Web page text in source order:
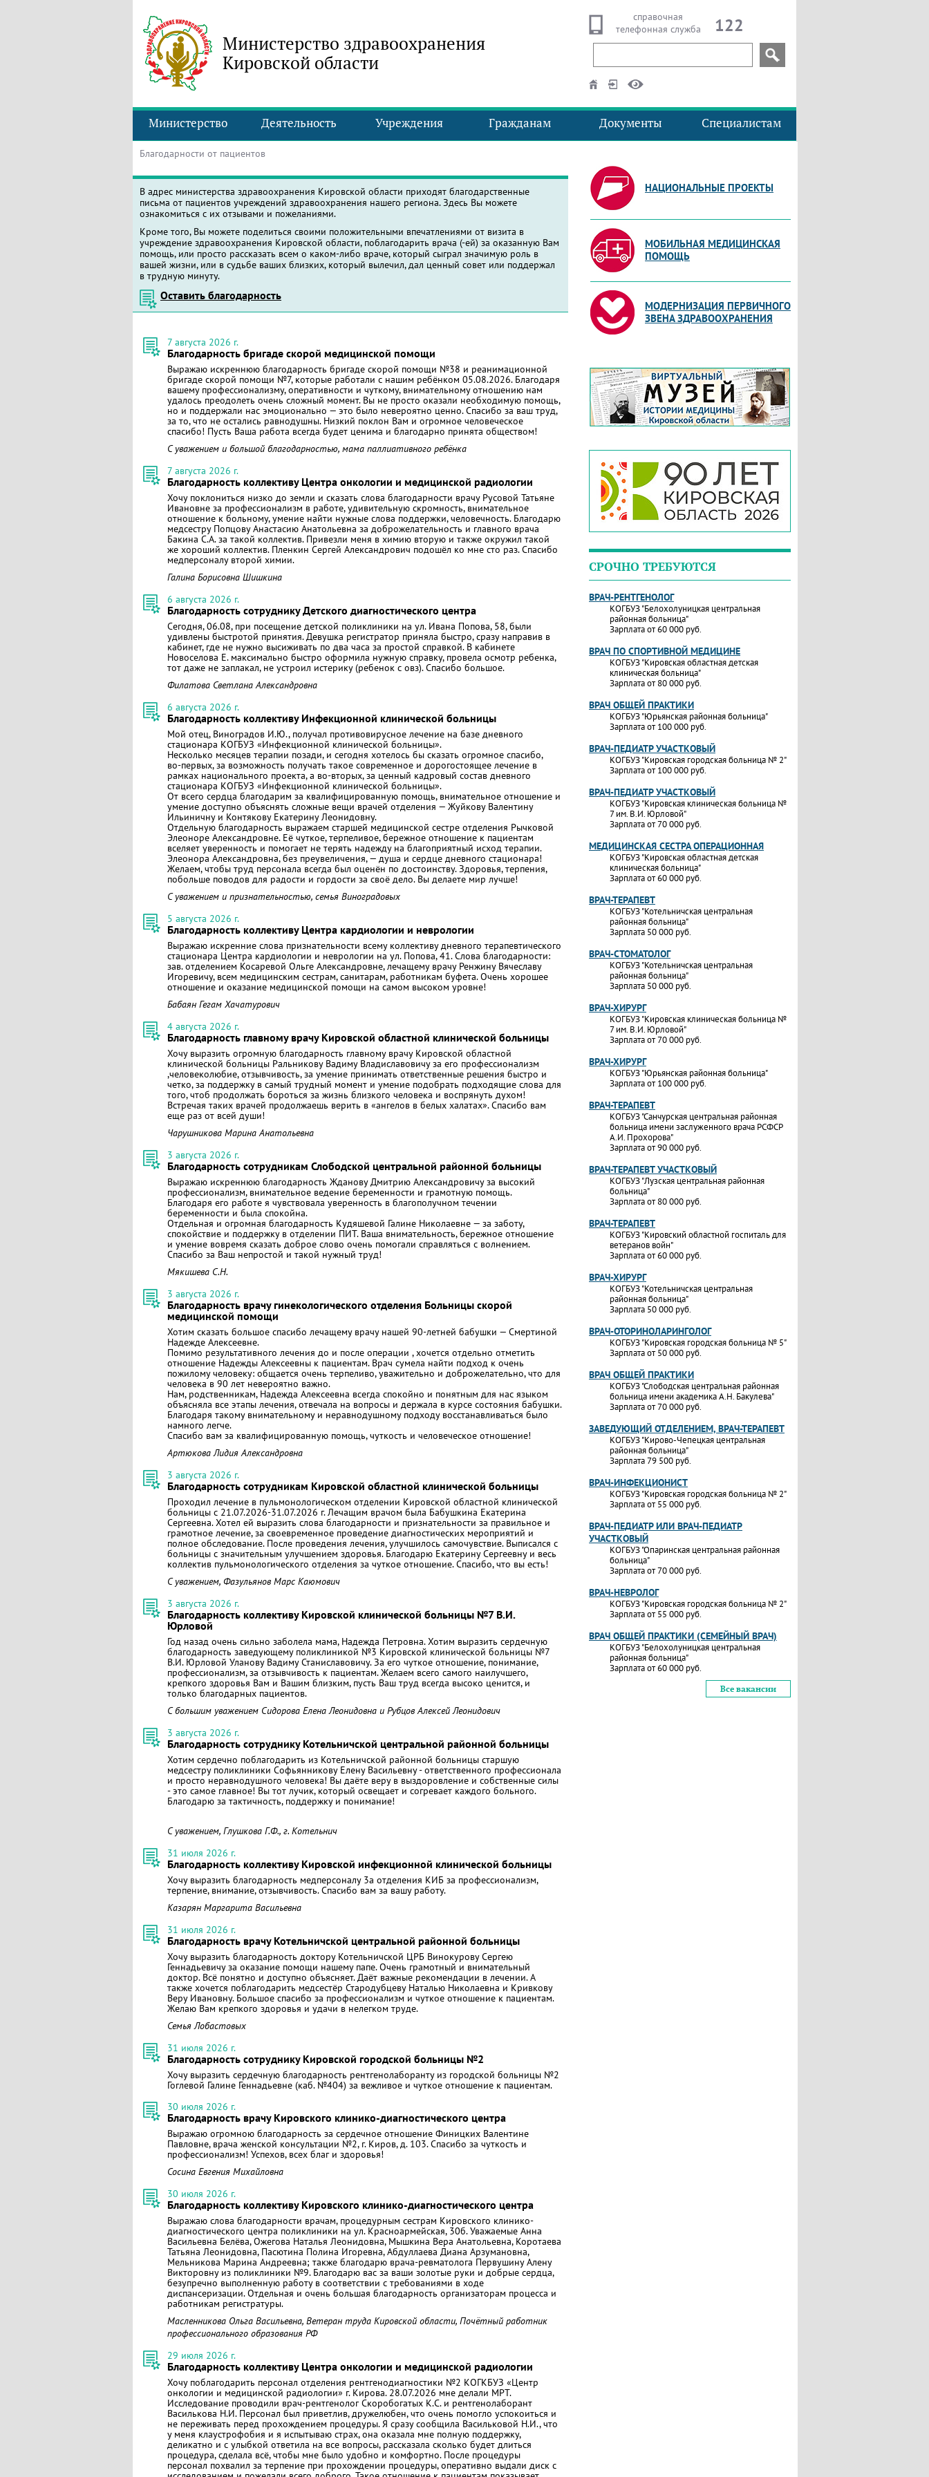
Министерство здравоохранения
Кировской области
справочная
телефонная служба
122
Министерство Деятельность Учреждения Гражданам Документы Специалистам
Благодарности от пациентов
В адрес министерства здравоохранения Кировской области приходят благодарственные
письма от пациентов учреждений здравоохранения нашего региона. Здесь Вы можете
ознакомиться с их отзывами и пожеланиями.
Кроме того, Вы можете поделиться своими положительными впечатлениями от визита в
учреждение здравоохранения Кировской области, поблагодарить врача (-ей) за оказанную Вам
помощь, или просто рассказать всем о каком-либо враче, который сыграл значимую роль в
вашей жизни, или в судьбе ваших близких, который вылечил, дал ценный совет или поддержал
в трудную минуту.
Оставить благодарность
7 августа 2026 г.
Благодарность бригаде скорой медицинской помощи
Выражаю искреннюю благодарность бригаде скорой помощи №38 и реанимационной
бригаде скорой помощи №7, которые работали с нашим ребёнком 05.08.2026. Благодаря
вашему профессионализму, оперативности и чуткому, внимательному отношению нам
удалось преодолеть очень сложный момент. Вы не просто оказали необходимую помощь,
но и поддержали нас эмоционально — это было невероятно ценно. Спасибо за ваш труд,
за то, что не остались равнодушны. Низкий поклон Вам и огромное человеческое
спасибо! Пусть Ваша работа всегда будет ценима и благодарно принята обществом!
С уважением и большой благодарностью, мама паллиативного ребёнка
7 августа 2026 г.
Благодарность коллективу Центра онкологии и медицинской радиологии
Хочу поклониться низко до земли и сказать слова благодарности врачу Русовой Татьяне
Ивановне за профессионализм в работе, удивительную скромность, внимательное
отношение к больному, умение найти нужные слова поддержки, человечность. Благодарю
медсестру Попцову Анастасию Анатольевна за доброжелательность и главного врача
Бакина С.А. за такой коллектив. Привезли меня в химию вторую и также окружил такой
же хороший коллектив. Пленкин Сергей Александрович подошёл ко мне сто раз. Спасибо
медперсоналу второй химии.
Галина Борисовна Шишкина
6 августа 2026 г.
Благодарность сотруднику Детского диагностического центра
Сегодня, 06.08, при посещение детской поликлиники на ул. Ивана Попова, 58, были
удивлены быстротой принятия. Девушка регистратор приняла быстро, сразу направив в
кабинет, где не нужно высиживать по два часа за простой справкой. В кабинете
Новоселова Е. максимально быстро оформила нужную справку, провела осмотр ребенка,
тот даже не заплакал, не устроил истерику (ребенок с овз). Спасибо большое.
Филатова Светлана Александровна
6 августа 2026 г.
Благодарность коллективу Инфекционной клинической больницы
Мой отец, Виноградов И.Ю., получал противовирусное лечение на базе дневного
стационара КОГБУЗ «Инфекционной клинической больницы».
Несколько месяцев терапии позади, и сегодня хотелось бы сказать огромное спасибо,
во‑первых, за возможность получать такое современное и дорогостоящее лечение в
рамках национального проекта, а во‑вторых, за ценный кадровый состав дневного
стационара КОГБУЗ «Инфекционной клинической больницы».
От всего сердца благодарим за квалифицированную помощь, внимательное отношение и
умение доступно объяснять сложные вещи врачей отделения — Жуйкову Валентину
Ильиничну и Контякову Екатерину Леонидовну.
Отдельную благодарность выражаем старшей медицинской сестре отделения Рычковой
Элеоноре Александровне. Её чуткое, терпеливое, бережное отношение к пациентам
вселяет уверенность и помогает не терять надежду на благоприятный исход терапии.
Элеонора Александровна, без преувеличения, — душа и сердце дневного стационара!
Желаем, чтобы труд персонала всегда был оценён по достоинству. Здоровья, терпения,
побольше поводов для радости и гордости за своё дело. Вы делаете мир лучше!
С уважением и признательностью, семья Виноградовых
5 августа 2026 г.
Благодарность коллективу Центра кардиологии и неврологии
Выражаю искренние слова признательности всему коллективу дневного терапевтического
стационара Центра кардиологии и неврологии на ул. Попова, 41. Слова благодарности:
зав. отделением Косаревой Ольге Александровне, лечащему врачу Ренжину Вячеславу
Игоревичу, всем медицинским сестрам, санитарам, работникам буфета. Очень хорошее
отношение и оказание медицинской помощи на самом высоком уровне!
Бабаян Гегам Хачатурович
4 августа 2026 г.
Благодарность главному врачу Кировской областной клинической больницы
Хочу выразить огромную благодарность главному врачу Кировской областной
клинической больницы Ральникову Вадиму Владиславовичу за его профессионализм
,человеколюбие, отзывчивость, за умение принимать ответственные решения быстро и
четко, за поддержку в самый трудный момент и умение подобрать подходящие слова для
того, чтоб продолжать бороться за жизнь близкого человека и воспрянуть духом!
Встречая таких врачей продолжаешь верить в «ангелов в белых халатах». Спасибо вам
еще раз от всей души!
Чарушникова Марина Анатольевна
3 августа 2026 г.
Благодарность сотрудникам Слободской центральной районной больницы
Выражаю искреннюю благодарность Жданову Дмитрию Александровичу за высокий
профессионализм, внимательное ведение беременности и грамотную помощь.
Благодаря его работе я чувствовала уверенность в благополучном течении
беременности и была спокойна.
Отдельная и огромная благодарность Кудяшевой Галине Николаевне — за заботу,
спокойствие и поддержку в отделении ПИТ. Ваша внимательность, бережное отношение
и умение вовремя сказать доброе слово очень помогали справляться с волнением.
Спасибо за Ваш непростой и такой нужный труд!
Мякишева С.Н.
3 августа 2026 г.
Благодарность врачу гинекологического отделения Больницы скорой
медицинской помощи
Хотим сказать большое спасибо лечащему врачу нашей 90-летней бабушки — Смертиной
Надежде Алексеевне.
​Помимо результативного лечения до и после операции , хочется отдельно отметить
отношение Надежды Алексеевны к пациентам. Врач сумела найти подход к очень
пожилому человеку: общается очень терпеливо, уважительно и доброжелательно, что для
человека в 90 лет невероятно важно.
​Нам, родственникам, Надежда Алексеевна всегда спокойно и понятным для нас языком
объясняла все этапы лечения, отвечала на вопросы и держала в курсе состояния бабушки.
Благодаря такому внимательному и неравнодушному подходу восстанавливаться было
намного легче.
​Спасибо вам за квалифицированную помощь, чуткость и человеческое отношение!
Артюкова Лидия Александровна
3 августа 2026 г.
Благодарность сотрудникам Кировской областной клинической больницы
Проходил лечение в пульмонологическом отделении Кировской областной клинической
больницы с 21.07.2026-31.07.2026 г. Лечащим врачом была Бабушкина Екатерина
Сергеевна. Хотел ей выразить слова благодарности и признательности за правильное и
грамотное лечение, за своевременное проведение диагностических мероприятий и
полное обследование. После проведения лечения, улучшилось самочувствие. Выписался с
больницы с значительным улучшением здоровья. Благодарю Екатерину Сергеевну и весь
коллектив пульмонологического отделения за чуткое отношение. Спасибо, что вы есть!
С уважением, Фазульянов Марс Каюмович
3 августа 2026 г.
Благодарность коллективу Кировской клинической больницы №7 В.И.
Юрловой
Год назад очень сильно заболела мама, Надежда Петровна. Хотим выразить сердечную
благодарность заведующему поликлиникой №3 Кировской клинической больницы №7
В.И. Юрловой Уланову Вадиму Станиславовичу. За его чуткое отношение, понимание,
профессионализм, за отзывчивость к пациентам. Желаем всего самого наилучшего,
крепкого здоровья Вам и Вашим близким, пусть Ваш труд всегда высоко ценится, и
только благодарных пациентов.
С большим уважением Сидорова Елена Леонидовна и Рубцов Алексей Леонидович
3 августа 2026 г.
Благодарность сотруднику Котельничской центральной районной больницы
Хотим сердечно поблагодарить из Котельничской районной больницы старшую
медсестру поликлиники Софьянникову Елену Васильевну - ответственного профессионала
и просто неравнодушного человека! Вы даёте веру в выздоровление и собственные силы
- это самое главное! Вы тот лучик, который освещает и согревает каждого больного.
Благодарю за тактичность, поддержку и понимание!
С уважением, Глушкова Г.Ф., г. Котельнич
31 июля 2026 г.
Благодарность коллективу Кировской инфекционной клинической больницы
Хочу выразить благодарность медперсоналу 3а отделения КИБ за профессионализм,
терпение, внимание, отзывчивость. Спасибо вам за вашу работу.
Казарян Маргарита Васильевна
31 июля 2026 г.
Благодарность врачу Котельничской центральной районной больницы
Хочу выразить благодарность доктору Котельничской ЦРБ Винокурову Сергею
Геннадьевичу за оказание помощи нашему папе. Очень грамотный и внимательный
доктор. Всё понятно и доступно объясняет. Даёт важные рекомендации в лечении. А
также хочется поблагодарить медсестёр Стародубцеву Наталью Николаевна и Кривкову
Веру Ивановну. Большое спасибо за профессионализм и чуткое отношение к пациентам.
Желаю Вам крепкого здоровья и удачи в нелегком труде.
Семья Лобастовых
31 июля 2026 г.
Благодарность сотруднику Кировской городской больницы №2
Хочу выразить сердечную благодарность рентгенолаборанту из городской больницы №2
Гоглевой Галине Геннадьевне (каб. №404) за вежливое и чуткое отношение к пациентам.
30 июля 2026 г.
Благодарность врачу Кировского клинико-диагностического центра
Выражаю огромною благодарность за сердечное отношение Финицких Валентине
Павловне, врача женской консультации №2, г. Киров, д. 103. Спасибо за чуткость и
профессионализм! Успехов, всех благ и здоровья!
Сосина Евгения Михайловна
30 июля 2026 г.
Благодарность коллективу Кировского клинико-диагностического центра
Выражаю слова благодарности врачам, процедурным сестрам Кировского клинико-
диагностического центра поликлиники на ул. Красноармейская, 30б. Уважаемые Анна
Васильевна Белёва, Ожегова Наталья Леонидовна, Мышкина Вера Анатольевна, Коротаева
Татьяна Леонидовна, Пасютина Полина Игоревна, Абдуллаева Диана Арзумановна,
Мельникова Марина Андреевна; также благодарю врача-ревматолога Первушину Алену
Викторовну из поликлиники №9. Благодарю вас за ваши золотые руки и добрые сердца,
безупречно выполненную работу в соответствии с требованиями в ходе
диспансеризации. Отдельная и очень большая благодарность организаторам процесса и
работникам регистратуры.
Масленникова Ольга Васильевна, Ветеран труда Кировской области, Почётный работник
профессионального образования РФ
29 июля 2026 г.
Благодарность коллективу Центра онкологии и медицинской радиологии
Хочу поблагодарить персонал отделения рентгенодиагностики №2 КОГКБУЗ «Центр
онкологии и медицинской радиологии» г. Кирова. 28.07.2026 мне делали МРТ.
Исследование проводили врач-рентгенолог Скоробогатых К.С. и рентгенолаборант
Василькова Н.И. Персонал был приветлив, дружелюбен, что очень помогло успокоиться и
не переживать перед прохождением процедуры. Я сразу сообщила Васильковой Н.И., что
у меня клаустрофобия и я испытываю страх, она оказала мне полную поддержку,
деликатно и с улыбкой ответила на все вопросы, рассказала сколько будет длиться
процедура, сделала всё, чтобы мне было удобно и комфортно. После процедуры
персонал похвалил за терпение при прохождении процедуры, оперативно выдали диск с
НАЦИОНАЛЬНЫЕ ПРОЕКТЫ
МОБИЛЬНАЯ МЕДИЦИНСКАЯ
ПОМОЩЬ
МОДЕРНИЗАЦИЯ ПЕРВИЧНОГО
ЗВЕНА ЗДРАВООХРАНЕНИЯ
СРОЧНО ТРЕБУЮТСЯ
ВРАЧ-РЕНТГЕНОЛОГ
КОГБУЗ "Белохолуницкая центральная
районная больница"
Зарплата от 60 000 руб.
ВРАЧ ПО СПОРТИВНОЙ МЕДИЦИНЕ
КОГБУЗ "Кировская областная детская
клиническая больница"
Зарплата от 80 000 руб.
ВРАЧ ОБЩЕЙ ПРАКТИКИ
КОГБУЗ "Юрьянская районная больница"
Зарплата от 100 000 руб.
ВРАЧ-ПЕДИАТР УЧАСТКОВЫЙ
КОГБУЗ "Кировская городская больница № 2"
Зарплата от 100 000 руб.
ВРАЧ-ПЕДИАТР УЧАСТКОВЫЙ
КОГБУЗ "Кировская клиническая больница №
7 им. В.И. Юрловой"
Зарплата от 70 000 руб.
МЕДИЦИНСКАЯ СЕСТРА ОПЕРАЦИОННАЯ
КОГБУЗ "Кировская областная детская
клиническая больница"
Зарплата от 60 000 руб.
ВРАЧ-ТЕРАПЕВТ
КОГБУЗ "Котельничская центральная
районная больница"
Зарплата 50 000 руб.
ВРАЧ-СТОМАТОЛОГ
КОГБУЗ "Котельничская центральная
районная больница"
Зарплата 50 000 руб.
ВРАЧ-ХИРУРГ
КОГБУЗ "Кировская клиническая больница №
7 им. В.И. Юрловой"
Зарплата от 70 000 руб.
ВРАЧ-ХИРУРГ
КОГБУЗ "Юрьянская районная больница"
Зарплата от 100 000 руб.
ВРАЧ-ТЕРАПЕВТ
КОГБУЗ "Санчурская центральная районная
больница имени заслуженного врача РСФСР
А.И. Прохорова"
Зарплата от 90 000 руб.
ВРАЧ-ТЕРАПЕВТ УЧАСТКОВЫЙ
КОГБУЗ "Лузская центральная районная
больница"
Зарплата от 80 000 руб.
ВРАЧ-ТЕРАПЕВТ
КОГБУЗ "Кировский областной госпиталь для
ветеранов войн"
Зарплата от 60 000 руб.
ВРАЧ-ХИРУРГ
КОГБУЗ "Котельничская центральная
районная больница"
Зарплата 50 000 руб.
ВРАЧ-ОТОРИНОЛАРИНГОЛОГ
КОГБУЗ "Кировская городская больница № 5"
Зарплата от 50 000 руб.
ВРАЧ ОБЩЕЙ ПРАКТИКИ
КОГБУЗ "Слободская центральная районная
больница имени академика А.Н. Бакулева"
Зарплата от 70 000 руб.
ЗАВЕДУЮЩИЙ ОТДЕЛЕНИЕМ, ВРАЧ-ТЕРАПЕВТ
КОГБУЗ "Кирово-Чепецкая центральная
районная больница"
Зарплата 79 500 руб.
ВРАЧ-ИНФЕКЦИОНИСТ
КОГБУЗ "Кировская городская больница № 2"
Зарплата от 55 000 руб.
ВРАЧ-ПЕДИАТР ИЛИ ВРАЧ-ПЕДИАТР
УЧАСТКОВЫЙ
КОГБУЗ "Опаринская центральная районная
больница"
Зарплата от 70 000 руб.
ВРАЧ-НЕВРОЛОГ
КОГБУЗ "Кировская городская больница № 2"
Зарплата от 55 000 руб.
ВРАЧ ОБЩЕЙ ПРАКТИКИ (СЕМЕЙНЫЙ ВРАЧ)
КОГБУЗ "Белохолуницкая центральная
районная больница"
Зарплата от 60 000 руб.
Все вакансии